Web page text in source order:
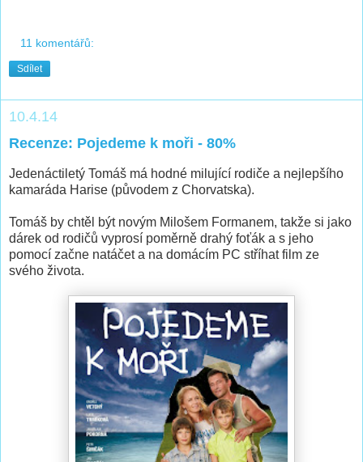
11 komentářů:
Sdílet
10.4.14
Recenze: Pojedeme k moři - 80%
Jedenáctiletý Tomáš má hodné milující rodiče a nejlepšího
kamaráda Harise (původem z Chorvatska).
Tomáš by chtěl být novým Milošem Formanem, takže si jako
dárek od rodičů vyprosí poměrně drahý foťák a s jeho
pomocí začne natáčet a na domácím PC stříhat film ze
svého života.